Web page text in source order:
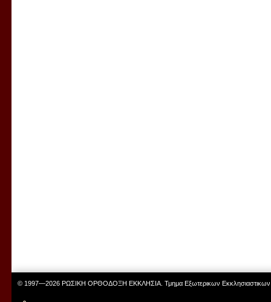
© 1997—2026 ΡΩΣΙΚΗ ΟΡΘΟΔΟΞΗ ΕΚΚΛΗΣΙΑ. Τμημα Εξωτερικων